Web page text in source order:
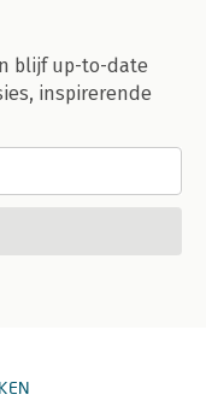
blijf up-to-date
inspirerende